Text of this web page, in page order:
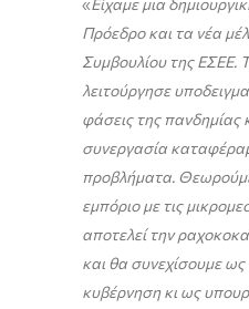
«Είχαμε μια
Πρόεδρο και τα νέα
Συμβουλίου της ΕΣΕΕ.
λειτούργησε
φάσεις της πανδημίας
συνεργασία
προβλήματα. Θεωρούμε
εμπόριο με τις
αποτελεί την
και θα συνεχίσουμε ως
κυβέρνηση κι ως